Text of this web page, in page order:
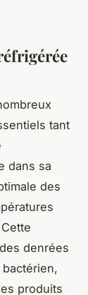
tant
dans sa
des
denrées
produits